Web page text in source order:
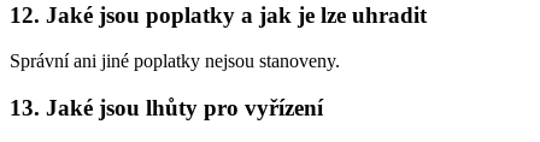
12. Jaké jsou poplatky a jak je lze uhradit
Správní ani jiné poplatky nejsou stanoveny.
13. Jaké jsou lhůty pro vyřízení